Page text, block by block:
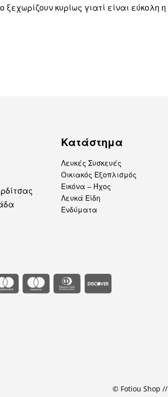
κυρίως γιατί είναι εύκολη η
Κατάστημα
Λευκές Συσκευές
Οικιακός Εξοπλισμός
Εικόνα – Ήχος
Λευκά Είδη
Ενδύματα
© Fotiou Shop //